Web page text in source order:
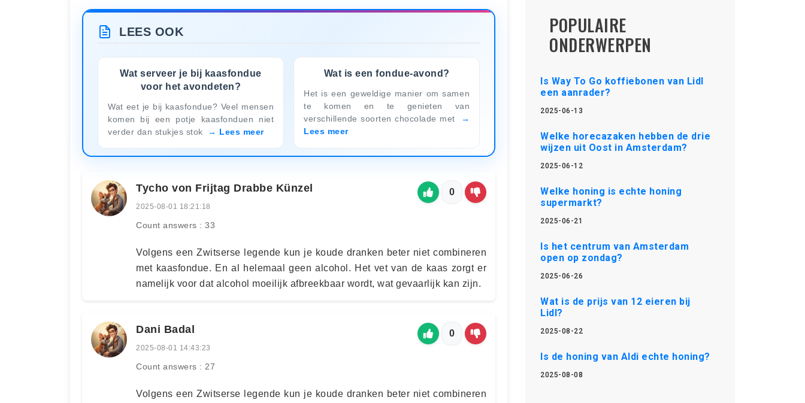
LEES OOK
Wat serveer je bij kaasfondue
voor het avondeten?
Wat eet je bij kaasfondue? Veel mensen
komen bij een potje kaasfonduen niet
verder dan stukjes stok
Lees meer
Wat is een fondue-avond?
Het is een geweldige manier om samen
te komen en te genieten van
verschillende soorten chocolade met
Lees meer
Tycho von Frijtag Drabbe Künzel
2025-08-01 18:21:18
Count answers : 33
0
Volgens een Zwitserse legende kun je koude dranken beter niet combineren
met kaasfondue. En al helemaal geen alcohol. Het vet van de kaas zorgt er
namelijk voor dat alcohol moeilijk afbreekbaar wordt, wat gevaarlijk kan zijn.
Dani Badal
2025-08-01 14:43:23
Count answers : 27
0
Volgens een Zwitserse legende kun je koude dranken beter niet combineren
POPULAIRE
ONDERWERPEN
Is Way To Go koffiebonen van Lidl
een aanrader?
2025-06-13
Welke horecazaken hebben de drie
wijzen uit Oost in Amsterdam?
2025-06-12
Welke honing is echte honing
supermarkt?
2025-06-21
Is het centrum van Amsterdam
open op zondag?
2025-06-26
Wat is de prijs van 12 eieren bij
Lidl?
2025-08-22
Is de honing van Aldi echte honing?
2025-08-08